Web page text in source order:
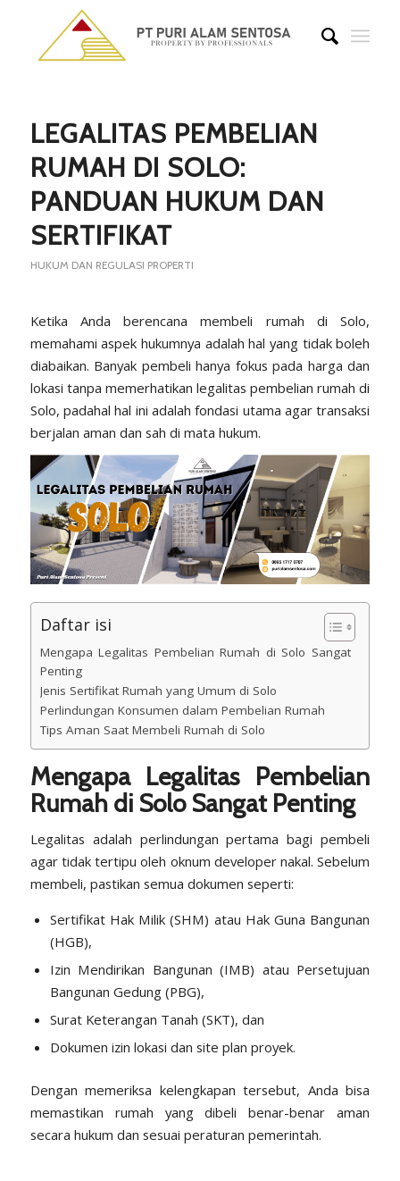
LEGALITAS PEMBELIAN
RUMAH DI SOLO:
PANDUAN HUKUM DAN
SERTIFIKAT
HUKUM DAN REGULASI PROPERTI
Ketika Anda berencana membeli rumah di Solo,
memahami aspek hukumnya adalah hal yang tidak boleh
diabaikan. Banyak pembeli hanya fokus pada harga dan
lokasi tanpa memerhatikan legalitas pembelian rumah di
Solo, padahal hal ini adalah fondasi utama agar transaksi
berjalan aman dan sah di mata hukum.
Daftar isi
Mengapa Legalitas Pembelian Rumah di Solo Sangat
Penting
Jenis Sertifikat Rumah yang Umum di Solo
Perlindungan Konsumen dalam Pembelian Rumah
Tips Aman Saat Membeli Rumah di Solo
Mengapa Legalitas Pembelian
Rumah di Solo Sangat Penting
Legalitas adalah perlindungan pertama bagi pembeli
agar tidak tertipu oleh oknum developer nakal. Sebelum
membeli, pastikan semua dokumen seperti:
Sertifikat Hak Milik (SHM) atau Hak Guna Bangunan
(HGB),
Izin Mendirikan Bangunan (IMB) atau Persetujuan
Bangunan Gedung (PBG),
Surat Keterangan Tanah (SKT), dan
Dokumen izin lokasi dan site plan proyek.
Dengan memeriksa kelengkapan tersebut, Anda bisa
memastikan rumah yang dibeli benar-benar aman
secara hukum dan sesuai peraturan pemerintah.